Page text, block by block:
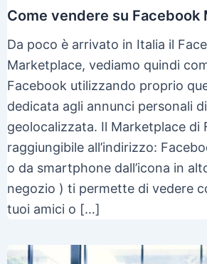
Come vendere su Facebook
Da poco è arrivato in Italia il
Marketplace, vediamo quindi
Facebook utilizzando proprio
dedicata agli annunci personali
geolocalizzata. Il Marketplace di
raggiungibile all’indirizzo:
o da smartphone dall’icona in
negozio ) ti permette di vedere
tuoi amici o […]